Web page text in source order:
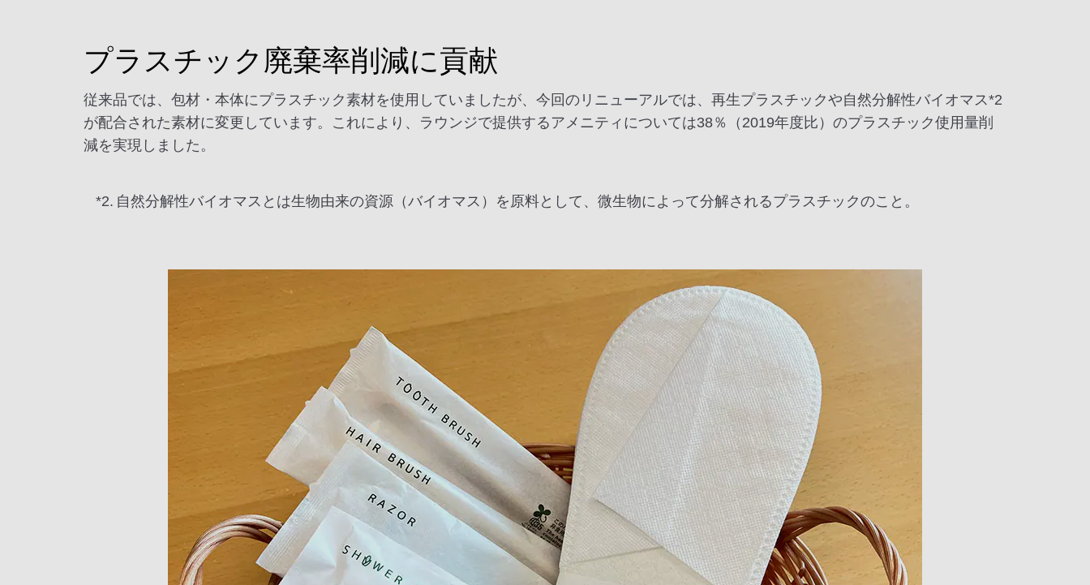
プラスチック廃棄率削減に貢献
従来品では、包材・本体にプラスチック素材を使用していましたが、今回のリニューアルでは、再生プラスチックや自然分解性バイオマス*2
が配合された素材に変更しています。これにより、ラウンジで提供するアメニティについては38％（2019年度比）のプラスチック使用量削
減を実現しました。
*2. 自然分解性バイオマスとは生物由来の資源（バイオマス）を原料として、微生物によって分解されるプラスチックのこと。